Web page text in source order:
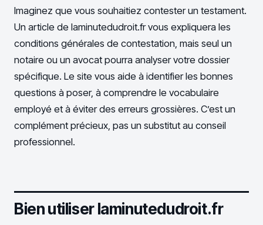
Imaginez que vous souhaitiez contester un testament.
Un article de laminutedudroit.fr vous expliquera les
conditions générales de contestation, mais seul un
notaire ou un avocat pourra analyser votre dossier
spécifique. Le site vous aide à identifier les bonnes
questions à poser, à comprendre le vocabulaire
employé et à éviter des erreurs grossières. C’est un
complément précieux, pas un substitut au conseil
professionnel.
Bien utiliser laminutedudroit.fr